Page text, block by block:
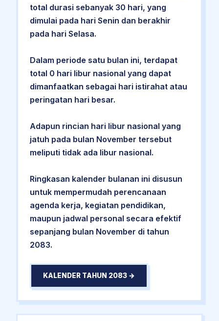
total durasi sebanyak 30 hari, yang
dimulai pada hari Senin dan berakhir
pada hari Selasa.
Dalam periode satu bulan ini, terdapat
total 0 hari libur nasional yang dapat
dimanfaatkan sebagai hari istirahat atau
peringatan hari besar.
Adapun rincian hari libur nasional yang
jatuh pada bulan November tersebut
meliputi tidak ada libur nasional.
Ringkasan kalender bulanan ini disusun
untuk mempermudah perencanaan
agenda kerja, kegiatan pendidikan,
maupun jadwal personal secara efektif
sepanjang bulan November di tahun
2083.
KALENDER TAHUN 2083 →